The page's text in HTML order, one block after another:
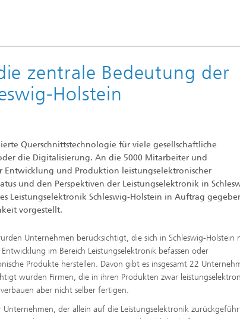
Applikationszentrum für
zentrale Bedeutung der
Holstein
Querschnittstechnologie für viele gesellschaftliche
die Digitalisierung. An die 5000 Mitarbeiter und
und Produktion leistungselektronischer
und den Perspektiven der Leistungselektronik in
Leistungselektronik Schleswig-Holstein in Auftrag
vorgestellt.
Unternehmen berücksichtigt, die sich in Schleswig-Holstein
im Bereich Leistungselektronik befassen oder
Produkte herstellen. Davon gibt es insgesamt 22
wurden Firmen, die in ihren Produkten zwar
aber nicht selber fertigen.
Unternehmen, der allein auf die Leistungselektronik